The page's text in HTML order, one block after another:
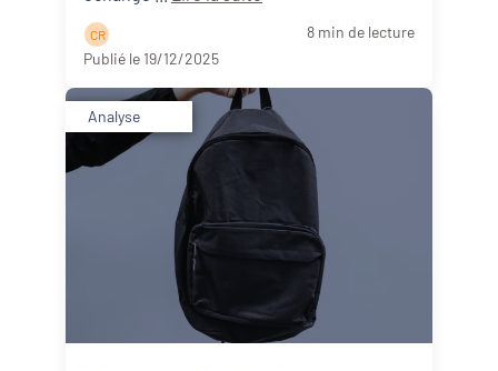
C R
8 min de lecture
Publié le 19/12/2025
Analyse